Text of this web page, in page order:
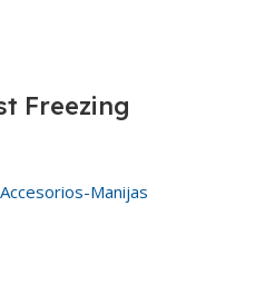
Freezing
Manijas